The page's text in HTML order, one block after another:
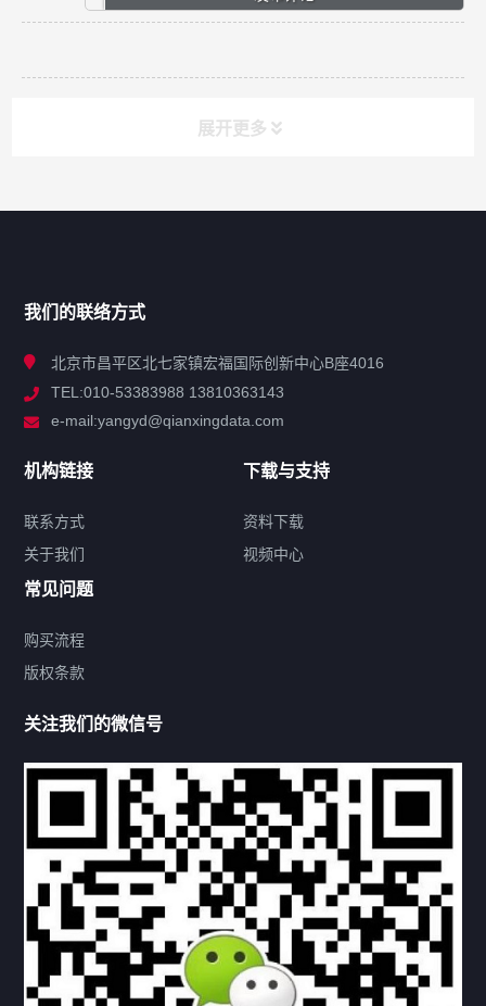
展开更多
解决方案
联系方式
热门标签
机构链接
联系方式 关于我们
下载与支持
资料下载 视频中心
常见问题
购买流程 版权条款
我们的联络方式
北京市昌平区北七家镇宏福国际创新中心B座4016
TEL:010-53383988 13810363143
e-mail:yangyd@qianxingdata.com
机构链接
联系方式
关于我们
下载与支持
资料下载
视频中心
常见问题
购买流程
版权条款
关注我们的微信号